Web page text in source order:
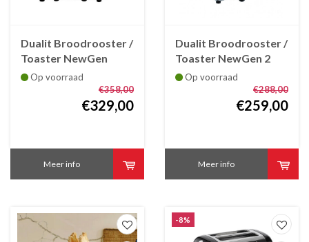
Dualit Broodrooster /
Toaster NewGen
Combi - alu - roestvrij
Op voorraad
€358,00
€329,00
Meer info
Dualit Broodrooster /
Toaster NewGen 2
slot aluminium en rvs
Op voorraad
€288,00
€259,00
Meer info
-8%